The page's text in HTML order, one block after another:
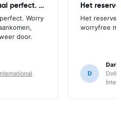
Zoals gewend, helemaal perfect. Worry
Worry
door.
Het
Het
worryfree
D